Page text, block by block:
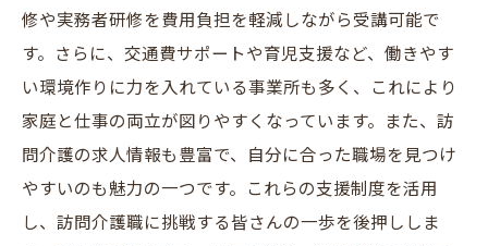
修や実務者研修を費用負担を軽減しながら受講可能で
す。さらに、交通費サポートや育児支援など、働きやす
い環境作りに力を入れている事業所も多く、これにより
家庭と仕事の両立が図りやすくなっています。また、訪
問介護の求人情報も豊富で、自分に合った職場を見つけ
やすいのも魅力の一つです。これらの支援制度を活用
し、訪問介護職に挑戦する皆さんの一歩を後押ししま